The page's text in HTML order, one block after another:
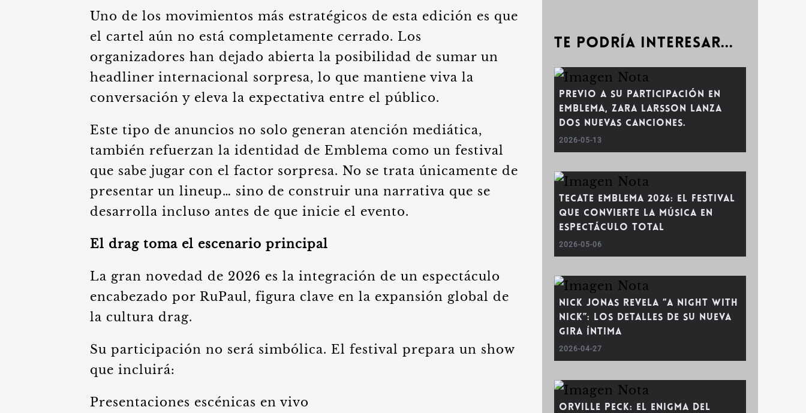
Uno de los movimientos más estratégicos de esta edición es que
el cartel aún no está completamente cerrado. Los
organizadores han dejado abierta la posibilidad de sumar un
headliner internacional sorpresa, lo que mantiene viva la
conversación y eleva la expectativa entre el público.
Este tipo de anuncios no solo generan atención mediática,
también refuerzan la identidad de Emblema como un festival
que sabe jugar con el factor sorpresa. No se trata únicamente de
presentar un lineup… sino de construir una narrativa que se
desarrolla incluso antes de que inicie el evento.
El drag toma el escenario principal
La gran novedad de 2026 es la integración de un espectáculo
encabezado por RuPaul, figura clave en la expansión global de
la cultura drag.
Su participación no será simbólica. El festival prepara un show
que incluirá:
Presentaciones escénicas en vivo
Te podría interesar...
Previo a su participación en
emblema, Zara Larsson lanza
dos nuevas canciones.
2026-05-13
Tecate Emblema 2026: el festival
que convierte la música en
espectáculo total
2026-05-06
Nick Jonas revela “A Night With
Nick”: los detalles de su nueva
gira íntima
2026-04-27
Orville Peck: el enigma del